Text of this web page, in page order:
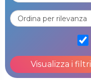
Visualizza i filtri